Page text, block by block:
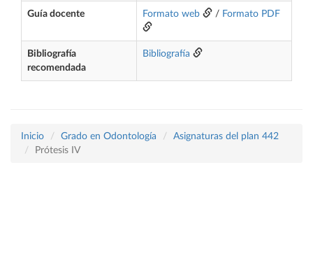
Guía docente Formato web / Formato PDF
Bibliografía
recomendada
Bibliografía
Inicio Grado en Odontología
Asignaturas del plan 442
Prótesis IV